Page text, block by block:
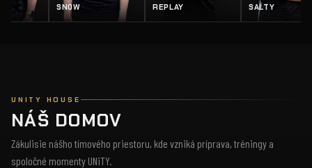
SN0W REPLAY SALTY
UNITY HOUSE
NÁŠ DOMOV
Zákulisie nášho tímového priestoru, kde vzniká príprava, tréningy a
spoločné momenty UNiTY.